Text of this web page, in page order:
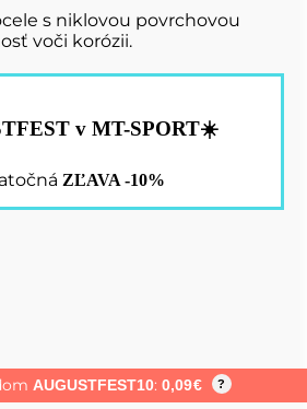
s niklovou povrchovou
voči korózii.
v MT-SPORT☀️
ZĽAVA -10%
AUGUSTFEST10:0,09€ ?